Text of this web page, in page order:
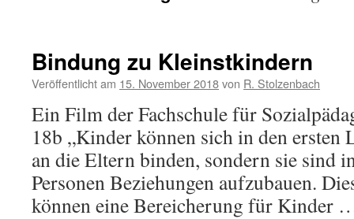
Bindung zu Kleinstkindern
Veröffentlicht am 15. November 2018von R. Stolzenbach
Ein Film der Fachschule für
18b „Kinder können sich in den ersten
an die Eltern binden, sondern sie sind
Personen Beziehungen aufzubauen.
können eine Bereicherung für Kinder